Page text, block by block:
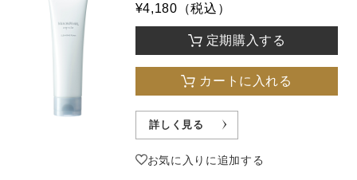
¥4,180（税込）
定期購入する
カートに入れる
詳しく見る
お気に入りに追加する